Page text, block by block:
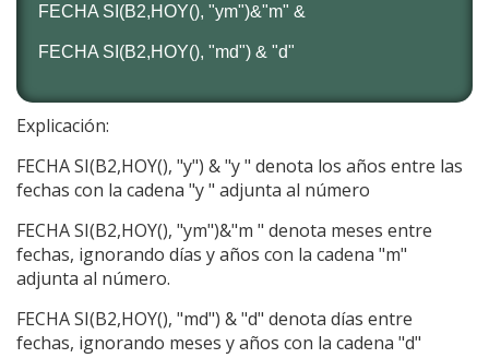
FECHA SI(B2,HOY(), "ym")&"m" &
FECHA SI(B2,HOY(), "md") & "d"
Explicación:
FECHA SI(B2,HOY(), "y") & "y " denota los años entre las
fechas con la cadena "y " adjunta al número
FECHA SI(B2,HOY(), "ym")&"m " denota meses entre
fechas, ignorando días y años con la cadena "m"
adjunta al número.
FECHA SI(B2,HOY(), "md") & "d" denota días entre
fechas, ignorando meses y años con la cadena "d"